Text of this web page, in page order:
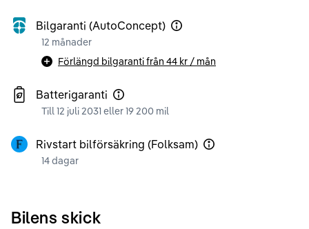
Bilgaranti (AutoConcept)
12 månader
Förlängd bilgaranti från 44 kr / mån
Batterigaranti
Till 12 juli 2031 eller 19 200 mil
Rivstart bilförsäkring (Folksam)
14 dagar
Bilens skick